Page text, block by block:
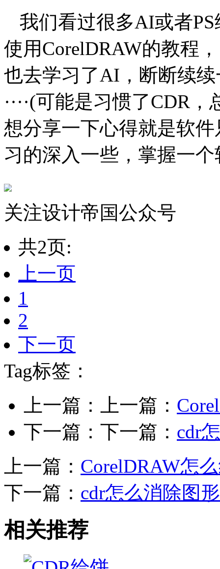
我们看过很多AI或者
使用CorelDRAW的教程
也去学习了AI，断断续
····(可能是习惯了CDR
想分享一下心得就是软
习的深入一些，掌握一
关注设计帝国公众号
共2页:
上一页
1
2
下一页
Tag标签：
上一篇：上一篇：
下一篇：下一篇： cdr
上一篇： CorelDRAW怎
下一篇： cdr怎么消除图
相关推荐